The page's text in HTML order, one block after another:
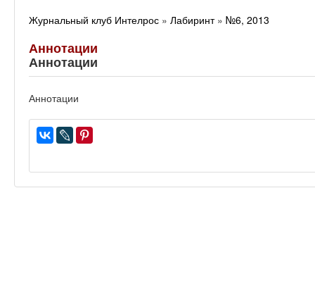
Журнальный клуб Интелрос » Лабиринт» №6, 2013
Аннотации
Аннотации
Аннотации